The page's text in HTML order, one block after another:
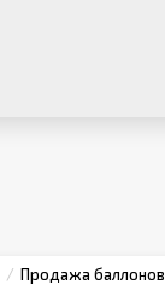
Продажа баллонов